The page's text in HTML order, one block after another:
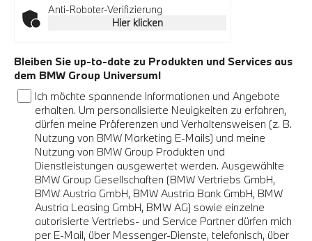
Anti-Roboter-Verifizierung
Hier klicken
Bleiben Sie up-to-date zu Produkten und Services aus
dem BMW Group Universum!
Ich möchte spannende Informationen und Angebote
erhalten. Um personalisierte Neuigkeiten zu erfahren,
dürfen meine Präferenzen und Verhaltensweisen (z. B.
Nutzung von BMW Marketing E-Mails) und meine
Nutzung von BMW Group Produkten und
Dienstleistungen ausgewertet werden. Ausgewählte
BMW Group Gesellschaften (BMW Vertriebs GmbH,
BMW Austria GmbH, BMW Austria Bank GmbH, BMW
Austria Leasing GmbH, BMW AG) sowie einzelne
autorisierte Vertriebs- und Service Partner dürfen mich
per E-Mail, über Messenger-Dienste, telefonisch, über